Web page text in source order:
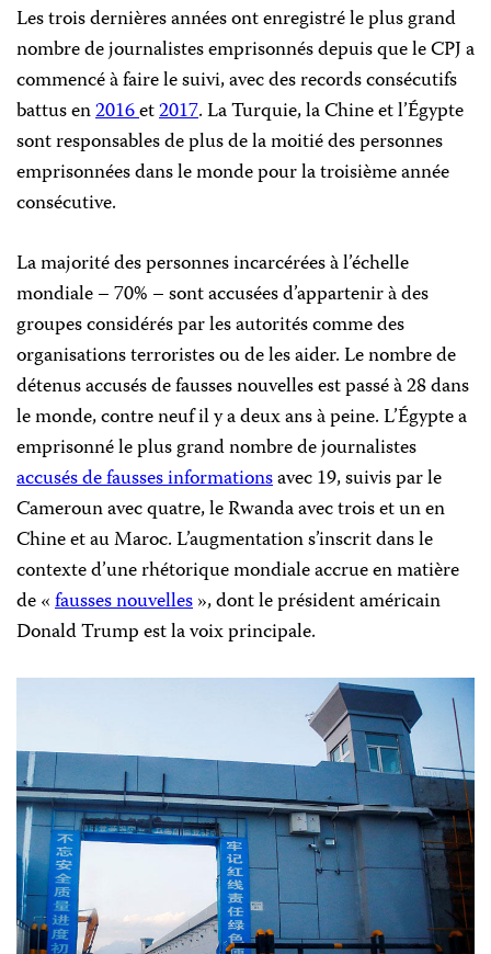
Les trois dernières années ont enregistré le plus grand
nombre de journalistes emprisonnés depuis que le CPJ a
commencé à faire le suivi, avec des records consécutifs
battus en2016et2017. La Turquie, la Chine et l’Égypte
sont responsables de plus de la moitié des personnes
emprisonnées dans le monde pour la troisième année
consécutive.
La majorité des personnes incarcérées à l’échelle
mondiale – 70% – sont accusées d’appartenir à des
groupes considérés par les autorités comme des
organisations terroristes ou de les aider. Le nombre de
détenus accusés de fausses nouvelles est passé à 28 dans
le monde, contre neuf il y a deux ans à peine. L’Égypte a
emprisonné le plus grand nombre de journalistes
accusés de fausses informationsavec 19, suivis par le
Cameroun avec quatre, le Rwanda avec trois et un en
Chine et au Maroc. L’augmentation s’inscrit dans le
contexte d’une rhétorique mondiale accrue en matière
de «fausses nouvelles», dont le président américain
Donald Trump est la voix principale.